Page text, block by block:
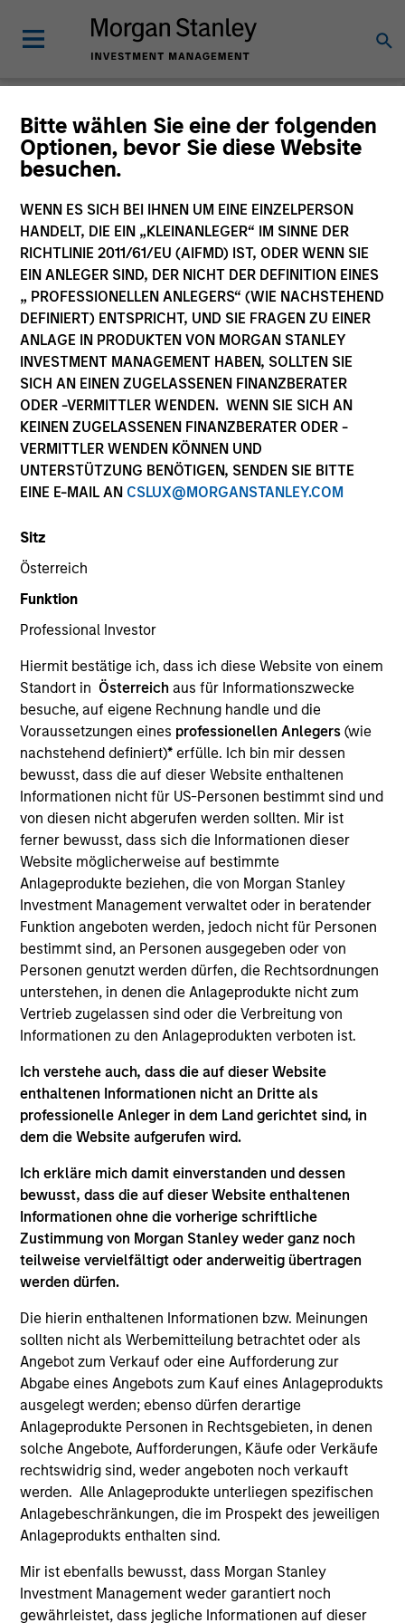
Bitte wählen Sie eine der folgenden
Optionen, bevor Sie diese Website
besuchen.
WENN ES SICH BEI IHNEN UM EINE EINZELPERSON
HANDELT, DIE EIN „KLEINANLEGER“ IM SINNE DER
RICHTLINIE 2011/61/EU (AIFMD) IST, ODER WENN SIE
EIN ANLEGER SIND, DER NICHT DER DEFINITION EINES
„ PROFESSIONELLEN ANLEGERS“ (WIE NACHSTEHEND
DEFINIERT) ENTSPRICHT, UND SIE FRAGEN ZU EINER
ANLAGE IN PRODUKTEN VON MORGAN STANLEY
INVESTMENT MANAGEMENT HABEN, SOLLTEN SIE
SICH AN EINEN ZUGELASSENEN FINANZBERATER
ODER -VERMITTLER WENDEN. WENN SIE SICH AN
KEINEN ZUGELASSENEN FINANZBERATER ODER -
VERMITTLER WENDEN KÖNNEN UND
UNTERSTÜTZUNG BENÖTIGEN, SENDEN SIE BITTE
EINE E-MAIL AN CSLUX@MORGANSTANLEY.COM
Sitz
Österreich
Funktion
Professional Investor
Hiermit bestätige ich, dass ich diese Website von einem
Standort in Österreich aus für Informationszwecke
besuche, auf eigene Rechnung handle und die
Voraussetzungen eines professionellen Anlegers(wie
nachstehend definiert)* erfülle. Ich bin mir dessen
bewusst, dass die auf dieser Website enthaltenen
Informationen nicht für US-Personen bestimmt sind und
von diesen nicht abgerufen werden sollten. Mir ist
ferner bewusst, dass sich die Informationen dieser
Website möglicherweise auf bestimmte
Anlageprodukte beziehen, die von Morgan Stanley
Investment Management verwaltet oder in beratender
Funktion angeboten werden, jedoch nicht für Personen
bestimmt sind, an Personen ausgegeben oder von
Personen genutzt werden dürfen, die Rechtsordnungen
unterstehen, in denen die Anlageprodukte nicht zum
Vertrieb zugelassen sind oder die Verbreitung von
Informationen zu den Anlageprodukten verboten ist.
Ich verstehe auch, dass die auf dieser Website
enthaltenen Informationen nicht an Dritte als
professionelle Anleger in dem Land gerichtet sind, in
dem die Website aufgerufen wird.
Ich erkläre mich damit einverstanden und dessen
bewusst, dass die auf dieser Website enthaltenen
Informationen ohne die vorherige schriftliche
Zustimmung von Morgan Stanley weder ganz noch
teilweise vervielfältigt oder anderweitig übertragen
werden dürfen.
Die hierin enthaltenen Informationen bzw. Meinungen
sollten nicht als Werbemitteilung betrachtet oder als
Angebot zum Verkauf oder eine Aufforderung zur
Abgabe eines Angebots zum Kauf eines Anlageprodukts
ausgelegt werden; ebenso dürfen derartige
Anlageprodukte Personen in Rechtsgebieten, in denen
solche Angebote, Aufforderungen, Käufe oder Verkäufe
rechtswidrig sind, weder angeboten noch verkauft
werden. Alle Anlageprodukte unterliegen spezifischen
Anlagebeschränkungen, die im Prospekt des jeweiligen
Anlageprodukts enthalten sind.
Mir ist ebenfalls bewusst, dass Morgan Stanley
Investment Management weder garantiert noch
gewährleistet, dass jegliche Informationen auf dieser
Morgan Stanley
Investment Funds
Änderung des Fondsvehikels
Dieses Dokument ist ein Marketingdokument.
Die Wertentwicklung in der Vergangenheit ist kein
verlässlicher Indikator für die künftige Wertentwicklung.
Die Rendite kann infolge von Währungsschwankungen
steigen oder sinken. Alle Performanceangaben werden auf
Basis der Nettoinventarwerte (NIW) berechnet. Alle
Stanley Investment Management.
Klicken Sie auf den Fondsnamen, um Informationen über
die Renditen des Kalenderjahres zu erhalten.
*Basiswährung des Fonds
Dieses Material enthält Informationen über die Teilfonds
von Morgan Stanley Investment Funds, einer in Luxemburg
ansässigen SICAV (Société d’Investissement à Capital
Variable). (die „Gesellschaft“), die im Großherzogtum
Luxemburg als Organismus für gemeinsame Anlagen
gemäß Teil 1 des Gesetzes vom 17. Dezember 2010 in
seiner geänderten Fassung registriert ist. Die Gesellschaft
ist ein Organismus für gemeinsame Anlagen in
Wertpapieren („OGAW“).
Anträge auf Anteile an den Teilfonds sollten erst gestellt
werden, wenn der aktuelle Verkaufsprospekt, das Key
Information Document („KID“) oder das Key Investor
Information Document („KIID“), der Jahres- und
Halbjahresbericht („Angebotsunterlagen“) oder andere
Dokumente, die in Ihrer Nähe online unter
https://www.morganstanley.com/im/msinvf/index.html
verfügbar sind oder kostenlos beim Geschäftssitz von
Business Centre, 6B route de Trèves, L-2633
Senningerberg, R.C.S. Luxemburg B 29 192, erhältlich.
Informationen in Bezug auf Nachhaltigkeitsaspekte des
Fonds und die Zusammenfassung der Anlegerrechte
Italienische Anleger sollten darüber hinaus das
„Erweiterte Zeichnungsformular“ und alle Anleger aus
Hongkong den Abschnitt „Zusätzliche Informationen für
Anleger aus Hongkong“ im Verkaufsprospekt beachten.
Deutschsprachige Exemplare des Verkaufsprospekts, des
KID oder des KIID, der Statuten der Gesellschaft und der
Jahres- und Halbjahresberichte sowie zusätzliche
erhältlich. Die Schweizer Vertretung ist Carnegie Fund
Services S.A., 11, rue du Général-Dufour, 1204 Genf,
Schweiz. Die Schweizer Zahlstelle ist Banque Cantonale
de Genève, 17, quai de l’Ile, 1204 Genf, Schweiz.
Beendet die Verwaltungsgesellschaft des entsprechenden
Fonds ihre Vereinbarung zur Vermarktung dieses Fonds in
einem Land des EWR, in dem dieser für den Verkauf
registriert ist, so geschieht dies in Übereinstimmung mit
den OGAW-Vorschriften.
Mit dem Fonds verbundene Begriffe und
Begriffsbestimmungen können Sie unserer Seite mit
demGlossarentnehmen.
Performanceangaben werden auf Basis der
Nettoinventarwerte (NAV) und abzüglich Gebühren
berechnet. Provisionen und Kosten, die bei der Ausgabe